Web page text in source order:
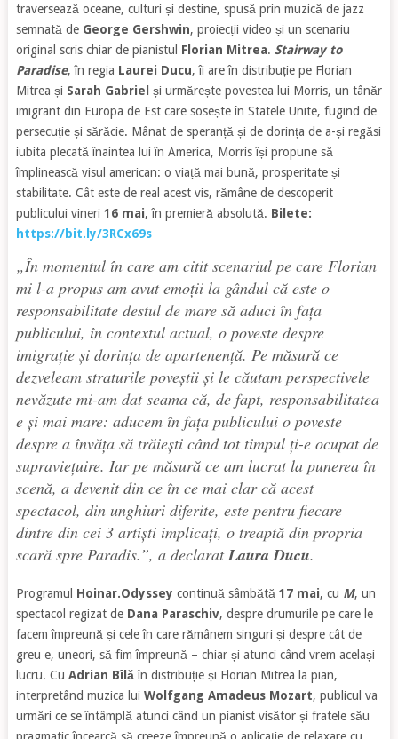
traversează oceane, culturi și destine, spusă prin muzică de jazz
semnată de George Gershwin, proiecții video și un scenariu
original scris chiar de pianistul Florian Mitrea. Stairway to
Paradise, în regia Laurei Ducu, îi are în distribuție pe Florian
Mitrea și Sarah Gabriel și urmărește povestea lui Morris, un tânăr
imigrant din Europa de Est care sosește în Statele Unite, fugind de
persecuție și sărăcie. Mânat de speranță și de dorința de a-și regăsi
iubita plecată înaintea lui în America, Morris își propune să
împlinească visul american: o viață mai bună, prosperitate și
stabilitate. Cât este de real acest vis, rămâne de descoperit
publicului vineri 16 mai, în premieră absolută. Bilete:
https://bit.ly/3RCx69s
„În momentul în care am citit scenariul pe care Florian
mi l-a propus am avut emoții la gândul că este o
responsabilitate destul de mare să aduci în fața
publicului, în contextul actual, o poveste despre
imigrație și dorința de apartenență. Pe măsură ce
dezveleam straturile poveștii și le căutam perspectivele
nevăzute mi-am dat seama că, de fapt, responsabilitatea
e și mai mare: aducem în fața publicului o poveste
despre a învăța să trăiești când tot timpul ți-e ocupat de
supraviețuire. Iar pe măsură ce am lucrat la punerea în
scenă, a devenit din ce în ce mai clar că acest
spectacol, din unghiuri diferite, este pentru fiecare
dintre din cei 3 artiști implicați, o treaptă din propria
scară spre Paradis.”, a declaratLaura Ducu.
Programul Hoinar.Odyssey continuă sâmbătă 17 mai, cu M, un
spectacol regizat de Dana Paraschiv, despre drumurile pe care le
facem împreună și cele în care rămânem singuri și despre cât de
greu e, uneori, să fim împreună – chiar și atunci când vrem același
lucru. Cu Adrian Bîlăîn distribuție și Florian Mitrea la pian,
interpretând muzica lui Wolfgang Amadeus Mozart, publicul va
urmări ce se întâmplă atunci când un pianist visător și fratele său